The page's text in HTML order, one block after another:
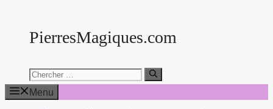
contenuPierresMagiques.com
Chercher:
Menu